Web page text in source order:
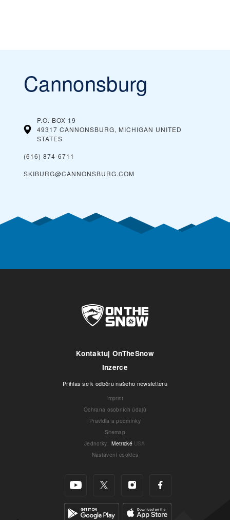
Cannonsburg
P.O. BOX 19
49317 CANNONSBURG, MICHIGAN UNITED
STATES
(616) 874-6711
SKIBURG@CANNONSBURG.COM
Kontaktuj OnTheSnow
Inzerce
Přihlas se k odběru našeho newsletteru
Imprint
Ochrana osobních údajů
Pravidla a podmínky
Sitemap
Jednotky: Metrické USA
Nastavení cookies